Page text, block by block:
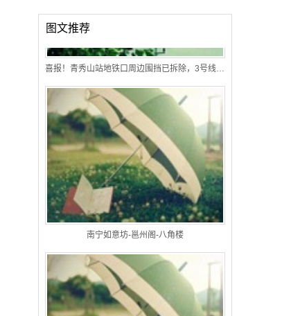
图文推荐
南宁如意坊-邕州阁-八角楼